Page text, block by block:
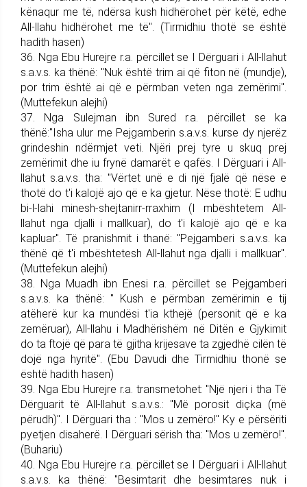
kënaqur me të, ndërsa kush hidhërohet për këtë, edhe
All-llahu hidhërohet me të". (Tirmidhiu thotë se është
hadith hasen)
36. Nga Ebu Hurejre r.a. përci­llet se I Dërguari i All-llahut
s.a.v.s. ka thënë: "Nuk është trim ai që fiton në (mundje),
por trim është ai që e përmban veten nga zemërimi".
(Muttefekun alej­hi)
37. Nga Sulejman ibn Sured r.a. përcillet se ka
thënë:"Isha ulur me Pej­gam­be­rin s.a.v.s. kurse dy njerëz
grindeshin ndërmjet veti. Njëri prej tyre u skuq prej
zemërimit dhe iu frynë damarët e qafës. I Dërguari i All-
llahut s.a.v.s. tha: "Vërtet unë e di një fjalë që nëse e
thotë do t'i kalojë ajo që e ka gjetur. Nëse thotë: E udhu
bi-l-lahi minesh-shejtanirr-rraxhim (I mbështetem All-
llahut nga djalli i mallkuar), do t'i kalojë ajo që e ka
kapluar". Të pranish­mit i thanë: "Pej­gam­be­ri s.a.v.s. ka
thënë që t'i mbështetesh All-llahut nga djalli i mallkuar".
(Muttefekun alejhi)
38. Nga Muadh ibn Enesi r.a. përcillet se Pej­gam­be­ri
s.a.v.s. ka thënë: " Kush e përmban zemë­ri­min e tij
atëherë kur ka mundësi t'ia kthejë (personit që e ka
zemëruar), All-llahu i Madhë­rishëm në Ditën e Gjykimit
do ta ftojë që para të gjitha krije­sa­ve ta zgjedhë cilën të
dojë nga hyri­të". (Ebu Davudi dhe Tirmi­dhiu thonë se
është hadith hasen)
39. Nga Ebu Hurejre r.a. trans­me­tohet: "Një njeri i tha Të
Dër­guarit të All-llahut s.a.v.s.: "Më porosit diçka (më
përudh)". I Dërguari tha : "Mos u zemëro!" Ky e përsëriti
pyetjen disaherë. I Dërguari sërish tha: "Mos u zemëro!".
(Buhariu)
40. Nga Ebu Hurejre r.a. për­ci­llet se I Dërguari i All-llahut
s.a.v.s. ka thënë: "Besimtarit dhe besim­tares nuk i